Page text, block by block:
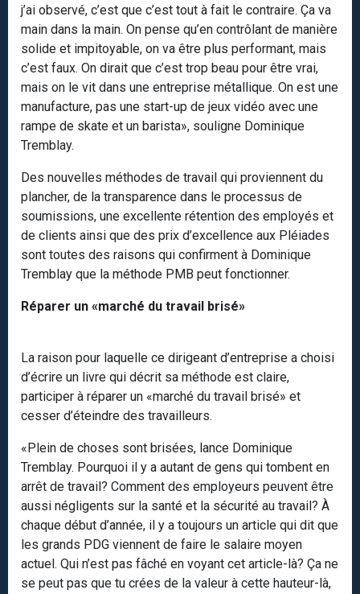
j’ai observé, c’est que c’est tout à fait le contraire. Ça va
main dans la main. On pense qu’en contrôlant de manière
solide et impitoyable, on va être plus performant, mais
c’est faux. On dirait que c’est trop beau pour être vrai,
mais on le vit dans une entreprise métallique. On est une
manufacture, pas une start-up de jeux vidéo avec une
rampe de skate et un barista», souligne Dominique
Tremblay.
Des nouvelles méthodes de travail qui proviennent du
plancher, de la transparence dans le processus de
soumissions, une excellente rétention des employés et
de clients ainsi que des prix d’excellence aux Pléiades
sont toutes des raisons qui confirment à Dominique
Tremblay que la méthode PMB peut fonctionner.
Réparer un «marché du travail brisé»
La raison pour laquelle ce dirigeant d’entreprise a choisi
d’écrire un livre qui décrit sa méthode est claire,
participer à réparer un «marché du travail brisé» et
cesser d’éteindre des travailleurs.
«Plein de choses sont brisées, lance Dominique
Tremblay. Pourquoi il y a autant de gens qui tombent en
arrêt de travail? Comment des employeurs peuvent être
aussi négligents sur la santé et la sécurité au travail? À
chaque début d’année, il y a toujours un article qui dit que
les grands PDG viennent de faire le salaire moyen
actuel. Qui n’est pas fâché en voyant cet article-là? Ça ne
se peut pas que tu crées de la valeur à cette hauteur-là,